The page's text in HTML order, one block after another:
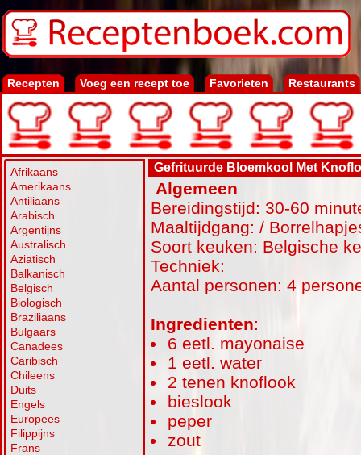
Recepten Voeg een recept toe Favorieten Restaurants
Afrikaans
Amerikaans
Antiliaans
Arabisch
Argentijns
Australisch
Aziatisch
Balkanisch
Belgisch
Biologisch
Braziliaans
Bulgaars
Canadees
Caribisch
Chileens
Duits
Engels
Europees
Filippijns
Frans
Gefrituurde Bloemkool Met
Algemeen
Bereidingstijd: 30-60
Maaltijdgang: /
Soort keuken: Belgische
Techniek:
Aantal personen: 4
Ingredienten:
6 eetl. mayonaise
1 eetl. water
2 tenen knoflook
bieslook
peper
zout